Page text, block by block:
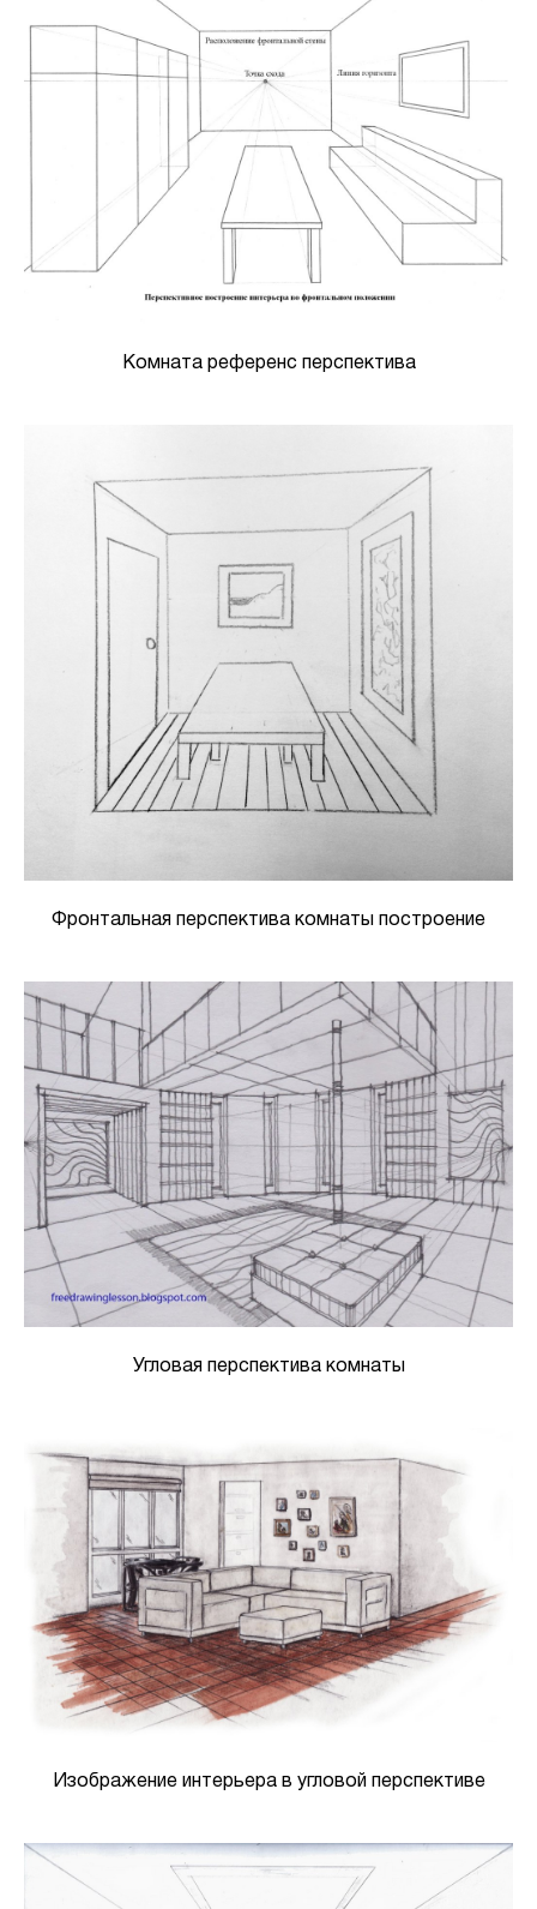
Комната референс перспектива
Фронтальная перспектива комнаты построение
Угловая перспектива комнаты
Изображение интерьера в угловой перспективе